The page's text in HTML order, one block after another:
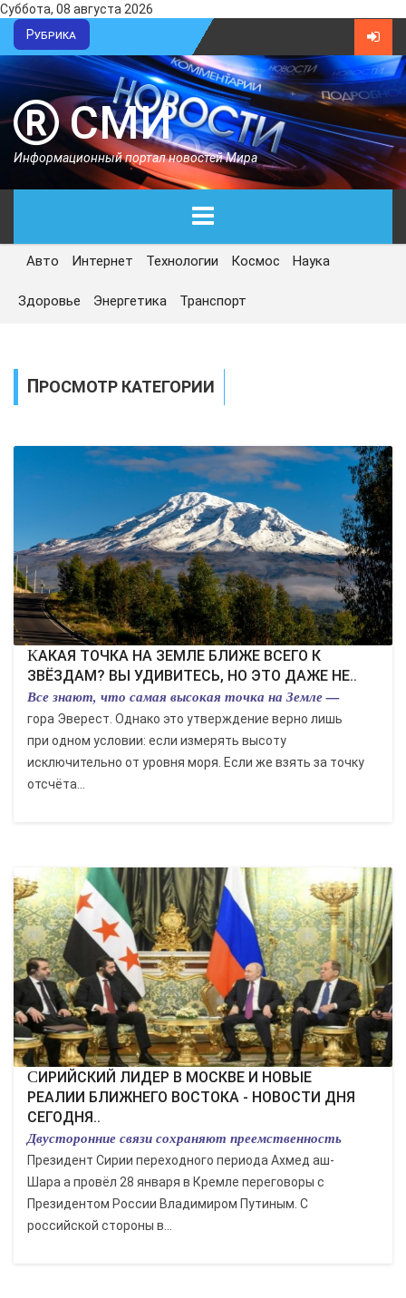
Суббота, 08 августа 2026
Рубрика
СМИ
Информационный портал новостей Мира
ГЛАВНАЯ
СЕГОДНЯ
КУЛЬТУРА
ВОЕННЫЕ ДЕЙСТВИЯ
ПРОИСШЕСТВИЯ
Авто Интернет Технологии Космос Наука
Здоровье Энергетика Транспорт
ПРОСМОТР КАТЕГОРИИ
КАКАЯ ТОЧКА НА ЗЕМЛЕ БЛИЖЕ ВСЕГО К
ЗВЁЗДАМ? ВЫ УДИВИТЕСЬ, НО ЭТО ДАЖЕ НЕ..
Все знают, что самая высокая точка на Земле —
гора Эверест. Однако это утверждение верно лишь
при одном условии: если измерять высоту
исключительно от уровня моря. Если же взять за точку
отсчёта...
СИРИЙСКИЙ ЛИДЕР В МОСКВЕ И НОВЫЕ
РЕАЛИИ БЛИЖНЕГО ВОСТОКА - НОВОСТИ ДНЯ
СЕГОДНЯ..
Двусторонние связи сохраняют преемственность
Президент Сирии переходного периода Ахмед аш-
Шара а провёл 28 января в Кремле переговоры с
Президентом России Владимиром Путиным. С
российской стороны в...